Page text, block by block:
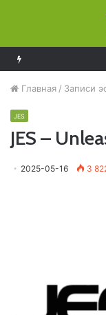
Главная / Записи
JES
JES –
2025-05-16 3